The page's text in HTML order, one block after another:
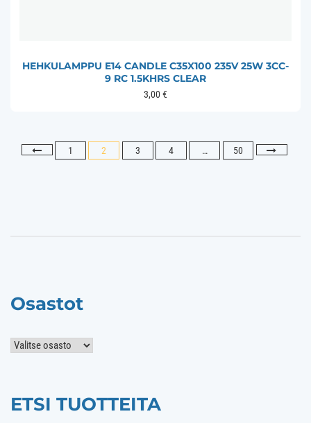
HEHKULAMPPU E14 CANDLE C35X100 235V 25W 3CC-
9 RC 1.5KHRS CLEAR
3,00€
1 2 3 4 … 50
Osastot
ETSI TUOTTEITA